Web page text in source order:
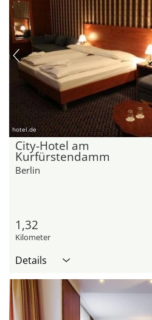
hotel.de
City-Hotel am
Kurfürstendamm
Berlin
1,32
Kilometer
Details